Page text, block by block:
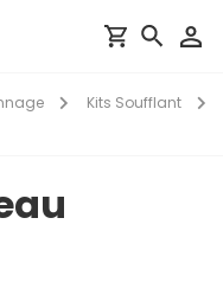
Kits Soufflant